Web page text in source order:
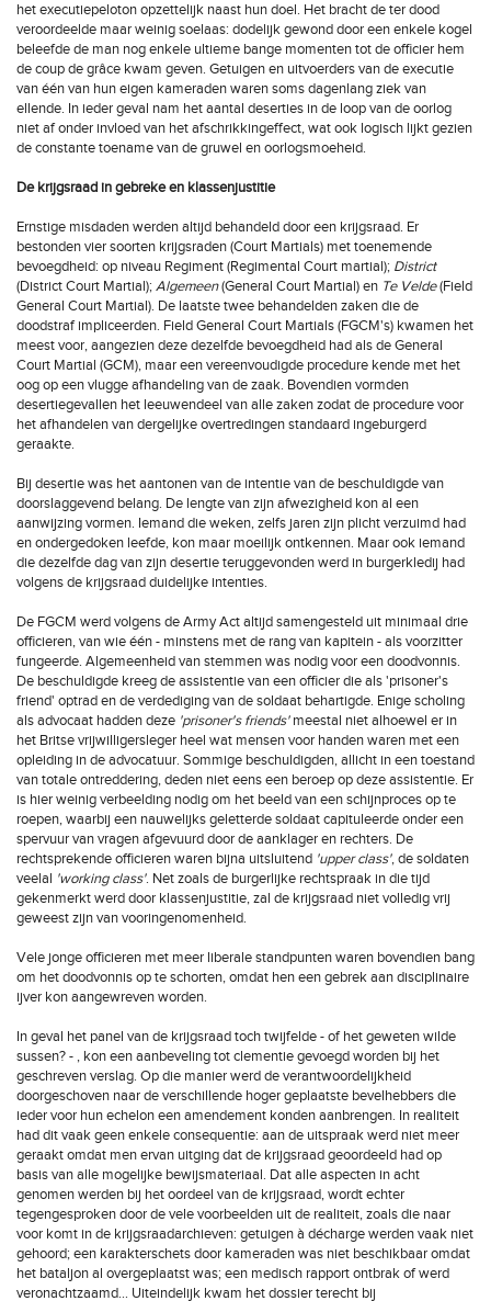
het executiepeloton opzettelijk naast hun doel. Het bracht de ter dood
veroordeelde maar weinig soelaas: dodelijk gewond door een enkele kogel
beleefde de man nog enkele ultieme bange momenten tot de officier hem
de coup de grâce kwam geven. Getuigen en uitvoerders van de executie
van één van hun eigen kameraden waren soms dagenlang ziek van
ellende. In ieder geval nam het aantal deserties in de loop van de oorlog
niet af onder invloed van het afschrikkingeffect, wat ook logisch lijkt gezien
de constante toename van de gruwel en oorlogsmoeheid.
De krijgsraad in gebreke en klassenjustitie
Ernstige misdaden werden altijd behandeld door een krijgsraad. Er
bestonden vier soorten krijgsraden (Court Martials) met toenemende
bevoegdheid: op niveau Regiment (Regimental Court martial); District
(District Court Martial);Algemeen(General Court Martial) en Te Velde(Field
General Court Martial). De laatste twee behandelden zaken die de
doodstraf impliceerden. Field General Court Martials (FGCM's) kwamen het
meest voor, aangezien deze dezelfde bevoegdheid had als de General
Court Martial (GCM), maar een vereenvoudigde procedure kende met het
oog op een vlugge afhandeling van de zaak. Bovendien vormden
desertiegevallen het leeuwendeel van alle zaken zodat de procedure voor
het afhandelen van dergelijke overtredingen standaard ingeburgerd
geraakte.
Bij desertie was het aantonen van de intentie van de beschuldigde van
doorslaggevend belang. De lengte van zijn afwezigheid kon al een
aanwijzing vormen. Iemand die weken, zelfs jaren zijn plicht verzuimd had
en ondergedoken leefde, kon maar moeilijk ontkennen. Maar ook iemand
die dezelfde dag van zijn desertie teruggevonden werd in burgerkledij had
volgens de krijgsraad duidelijke intenties.
De FGCM werd volgens de Army Act altijd samengesteld uit minimaal drie
officieren, van wie één - minstens met de rang van kapitein - als voorzitter
fungeerde. Algemeenheid van stemmen was nodig voor een doodvonnis.
De beschuldigde kreeg de assistentie van een officier die als 'prisoner's
friend' optrad en de verdediging van de soldaat behartigde. Enige scholing
als advocaat hadden deze 'prisoner's friends'meestal niet alhoewel er in
het Britse vrijwilligersleger heel wat mensen voor handen waren met een
opleiding in de advocatuur. Sommige beschuldigden, allicht in een toestand
van totale ontreddering, deden niet eens een beroep op deze assistentie. Er
is hier weinig verbeelding nodig om het beeld van een schijnproces op te
roepen, waarbij een nauwelijks geletterde soldaat capituleerde onder een
spervuur van vragen afgevuurd door de aanklager en rechters. De
rechtsprekende officieren waren bijna uitsluitend 'upper class', de soldaten
veelal 'working class'. Net zoals de burgerlijke rechtspraak in die tijd
gekenmerkt werd door klassenjustitie, zal de krijgsraad niet volledig vrij
geweest zijn van vooringenomenheid.
Vele jonge officieren met meer liberale standpunten waren bovendien bang
om het doodvonnis op te schorten, omdat hen een gebrek aan disciplinaire
ijver kon aangewreven worden.
In geval het panel van de krijgsraad toch twijfelde - of het geweten wilde
sussen? - , kon een aanbeveling tot clementie gevoegd worden bij het
geschreven verslag. Op die manier werd de verantwoordelijkheid
doorgeschoven naar de verschillende hoger geplaatste bevelhebbers die
ieder voor hun echelon een amendement konden aanbrengen. In realiteit
had dit vaak geen enkele consequentie: aan de uitspraak werd niet meer
geraakt omdat men ervan uitging dat de krijgsraad geoordeeld had op
basis van alle mogelijke bewijsmateriaal. Dat alle aspecten in acht
genomen werden bij het oordeel van de krijgsraad, wordt echter
tegengesproken door de vele voorbeelden uit de realiteit, zoals die naar
voor komt in de krijgsraadarchieven: getuigen à décharge werden vaak niet
gehoord; een karakterschets door kameraden was niet beschikbaar omdat
het bataljon al overgeplaatst was; een medisch rapport ontbrak of werd
veronachtzaamd... Uiteindelijk kwam het dossier terecht bij